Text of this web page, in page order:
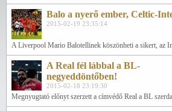
Balo a nyerő ember, Celtic-
2015-02-19 23:35:14
A Liverpool Mario Balotellinek köszönheti a sikert, az
A Real fél lábbal a BL-
negyeddöntőben!
2015-02-18 23:19:30
Megnyugtató előnyt szerzett a címvédő Real a BL